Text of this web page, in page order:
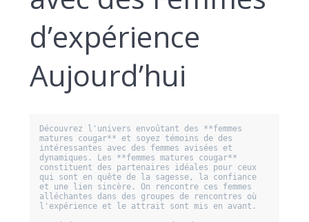
d’expérience
Aujourd’hui
Découvrez l'univers envoûtant des **femmes
matures cougar** et soyez témoins de des
intéressantes avec des femmes avisées et
dynamiques. Les **femmes matures cougar**
constituent des partenaires idéales pour ceux
qui sont en quête de la sagesse, la confiance
et une lien sincère. On rencontre ces femmes
alléchantes dans des groupes de rencontres où
l'expérience et le attrait sont mis en avant.